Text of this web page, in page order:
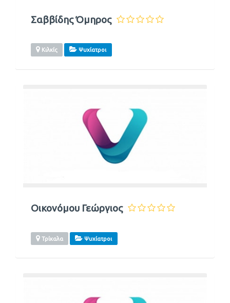
Σαββίδης Όμηρος
Κιλκίς Ψυχίατροι
Οικονόμου Γεώργιος
Τρίκαλα Ψυχίατροι